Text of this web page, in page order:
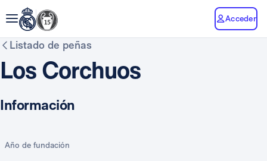
Acceder
Listado de peñas
Los Corchuos
Información
Año de fundación